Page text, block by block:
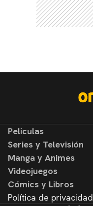
Peliculas
Noticias
Reseñas
Series y Televisión
Noticias
Reseñas
Manga y Animes
Noticias
Reseñas
Videojuegos
Noticias
Reseñas
Cómics y Libros
Noticias
Política de privacidad